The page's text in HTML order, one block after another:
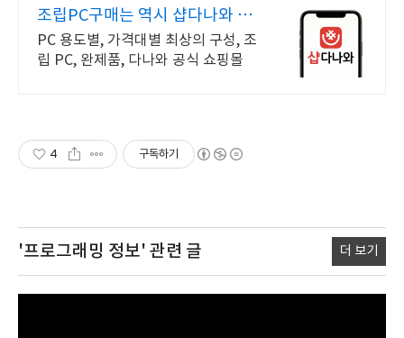
조립PC구매는 역시 샵다나와 다
나와 공식쇼핑몰
PC 용도별, 가격대별 최상의 구성, 조
립 PC, 완제품, 다나와 공식 쇼핑몰
4 구독하기
'프로그래밍 정보' 관련 글 더 보기